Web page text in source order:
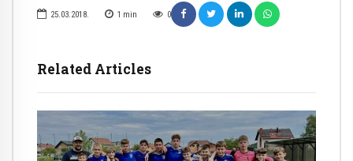
25.03.2018. 1 min 0
Related Articles